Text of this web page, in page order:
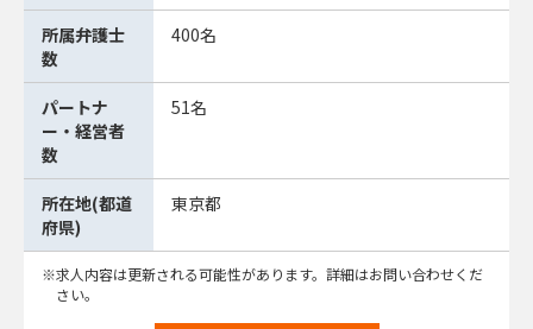
所属弁護士
数
400名
パートナ
ー・経営者
数
51名
所在地(都道
府県)
東京都
求人内容は更新される可能性があります。詳細はお問い合わせくだ
さい。